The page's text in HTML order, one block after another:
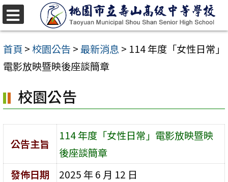
跳
至
主
要
容
區
首頁 >校園公告 >最新消息 > 114 年度「女性日常」
電影放映暨映後座談簡章
校園公告
公告主旨
114 年度「女性日常」電影放映暨映
後座談簡章
發佈日期
2025 年 6 月 12 日
選
單